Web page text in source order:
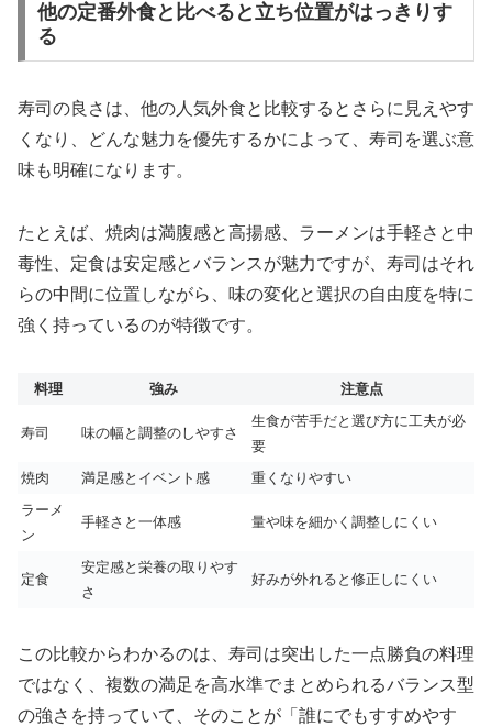
他の定番外食と比べると立ち位置がはっきりす
る
寿司の良さは、他の人気外食と比較するとさらに見えやす
くなり、どんな魅力を優先するかによって、寿司を選ぶ意
味も明確になります。
たとえば、焼肉は満腹感と高揚感、ラーメンは手軽さと中
毒性、定食は安定感とバランスが魅力ですが、寿司はそれ
らの中間に位置しながら、味の変化と選択の自由度を特に
強く持っているのが特徴です。
料理 強み 注意点
寿司 味の幅と調整のしやすさ
生食が苦手だと選び方に工夫が必
要
焼肉
満足感とイベント感
重くなりやすい
ラーメ
ン
手軽さと一体感 量や味を細かく調整しにくい
定食
安定感と栄養の取りやす
さ
好みが外れると修正しにくい
この比較からわかるのは、寿司は突出した一点勝負の料理
ではなく、複数の満足を高水準でまとめられるバランス型
の強さを持っていて、そのことが「誰にでもすすめやす